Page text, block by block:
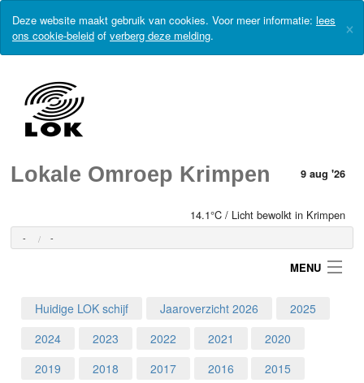
Deze website maakt gebruik van cookies. Voor meer informatie: lees
ons cookie-beleid of verberg deze melding. ×
Lokale Omroep Krimpen 9 aug '26
14.1°C / Licht bewolkt in Krimpen
- -
MENU
Home
Huidige LOK schijf Jaaroverzicht 2026
2025
2024
2023 2022 2021
2020
2019
2018 2017 2016
2015